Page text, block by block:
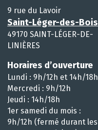
9 rue du Lavoir
Saint-Léger-des-Bois
49170 SAINT-LÉGER-DE-
LINIÈRES
Horaires d’ouverture
Lundi : 9h/12h et 14h/18h
Mercredi : 9h/12h
Jeudi : 14h/18h
1er samedi du mois :
9h/12h (fermé durant les